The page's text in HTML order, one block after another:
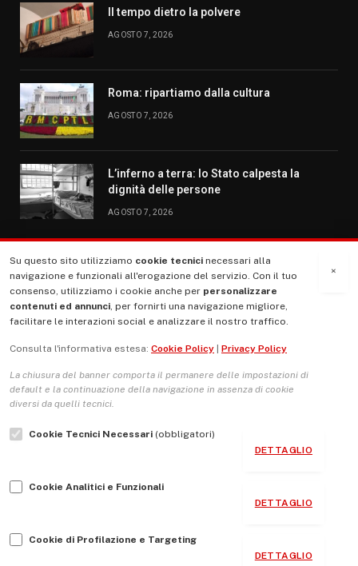
Il tempo dietro la polvere
AGOSTO 7, 2026
Roma: ripartiamo dalla cultura
AGOSTO 7, 2026
L’inferno a terra: lo Stato calpesta la
dignità delle persone
AGOSTO 7, 2026
MENU
La Nostra Storia
Le Copertine
L’Associazione
Indirizzo Socio Politico Culturale
Guida per le autrici e gli autori
×
Su questo sito utilizziamo cookie tecnici necessari alla
navigazione e funzionali all'erogazione del servizio. Con il tuo
consenso, utilizziamo i cookie anche per personalizzare
contenuti ed annunci, per fornirti una navigazione migliore,
facilitare le interazioni social e analizzare il nostro traffico.
Consulta l'informativa estesa: Cookie Policy Privacy Policy
La chiusura del banner comporta il permanere delle impostazioni di
default e la continuazione della navigazione in assenza di cookie
diversi da quelli tecnici.
Cookie Tecnici Necessari (obbligatori)
DETTAGLIO
Cookie Analitici e Funzionali
DETTAGLIO
Cookie di Profilazione e Targeting
DETTAGLIO